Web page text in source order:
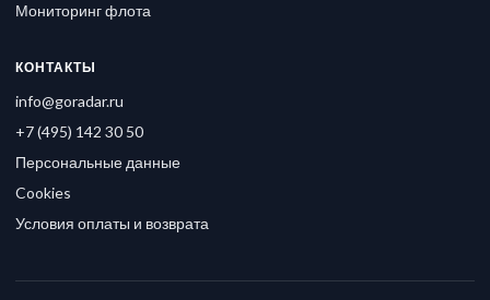
Мониторинг флота
КОНТАКТЫ
info@goradar.ru
+7 (495) 142 30 50
Персональные данные
Cookies
Условия оплаты и возврата